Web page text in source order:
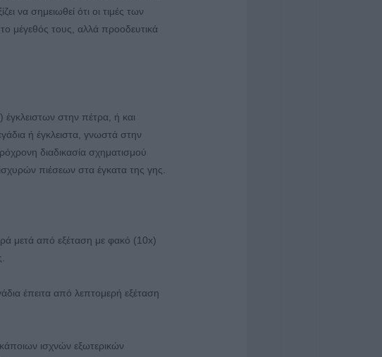
να σημειωθεί ότι οι τιμές των
μέγεθός τους, αλλά προοδευτικά
στην πέτρα, ή και
ή έγκλειστα, γνωστά στην
διαδικασία σχηματισμού
πιέσεων στα έγκατα της γης.
μετά από εξέταση με φακό (10x)
έπειτα από λεπτομερή εξέταση
ισχνών εξωτερικών